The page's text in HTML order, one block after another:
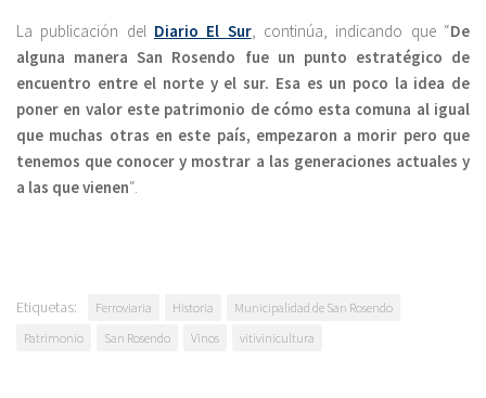
La publicación del Diario El Sur, continúa, indicando que “De
alguna manera San Rosendo fue un punto estratégico de
encuentro entre el norte y el sur. Esa es un poco la idea de
poner en valor este patrimonio de cómo esta comuna al igual
que muchas otras en este país, empezaron a morir pero que
tenemos que conocer y mostrar a las generaciones actuales y
a las que vienen“.
Etiquetas: Ferroviaria Historia
Municipalidad de San Rosendo
Patrimonio
San Rosendo Vinos vitivinicultura